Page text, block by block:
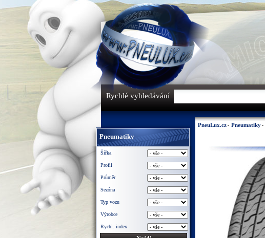
Rychlé vyhledávání
Pneumatiky
Šířka
Profil
Průměr
Sezóna
Typ vozu
Výrobce
Rychl. index
PneuLux.cz - Pneumatiky -